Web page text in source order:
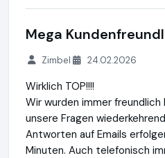
Mega
Zimbel 24.02.2026
Wirklich TOP!!!!
Wir wurden immer
unsere Fragen
Antworten auf Emails
Minuten. Auch telefonisch